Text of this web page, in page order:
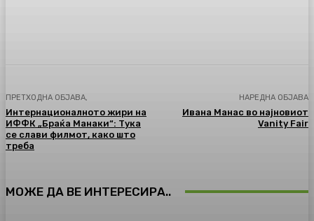
ПРЕТХОДНА ОБЈАВА,
Интернационалното жири на
ИФФК „Браќа Манаки“: Тука
се слави филмот, како што
треба
НАРЕДНА ОБЈАВА
Ивана Манас во најновиот
Vanity Fair
МОЖЕ ДА ВЕ ИНТЕРЕСИРА..